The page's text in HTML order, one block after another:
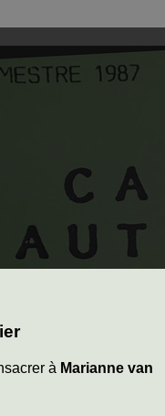
à Marianne van